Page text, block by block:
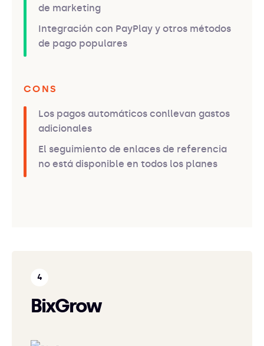
de marketing
Integración con PayPlay y otros métodos
de pago populares
CONS
Los pagos automáticos conllevan gastos
adicionales
El seguimiento de enlaces de referencia
no está disponible en todos los planes
BixGrow